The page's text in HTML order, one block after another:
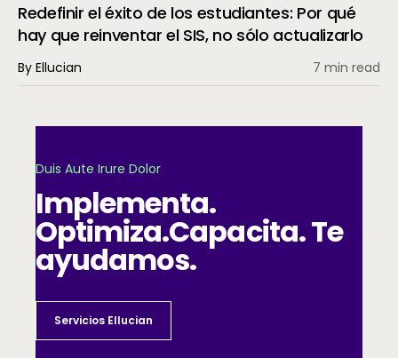
Redefinir el éxito de los estudiantes: Por qué
hay que reinventar el SIS, no sólo actualizarlo
By Ellucian 7 min read
Duis Aute Irure Dolor
Implementa.
Optimiza.Capacita. Te
ayudamos.
Servicios Ellucian